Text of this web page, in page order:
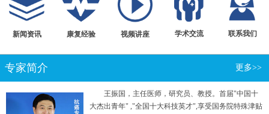
新闻资讯 康复经验 视频讲座 学术交流 联系我们
专家简介 更多>>
王振国，主任医师，研究员、教授。首届"中国十
大杰出青年" ,"全国十大科技英才",享受国务院特殊津贴